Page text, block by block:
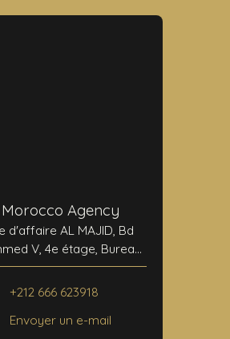
Morocco Agency
d'affaire AL MAJID, Bd
V, 4e étage, Bureau
N°24
40000 Marrakech
+212 666 623918
Envoyer un e-mail